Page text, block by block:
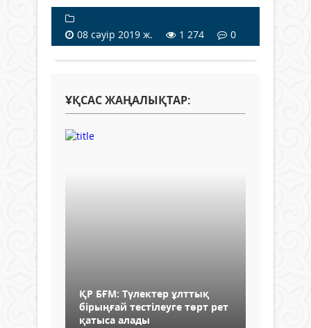
---
08 сәуір 2019 ж.
1 274 0
ҰҚСАС ЖАҢАЛЫҚТАР:
ҚР БҒМ: Түлектер ұлттық
бірыңғай тестілеуге төрт рет
қатыса алады